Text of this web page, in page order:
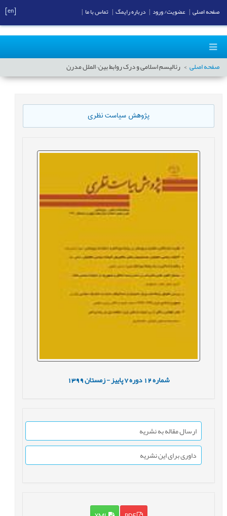
صفحه اصلی رئالیسم اسلامی و درک روابط بین¬الملل مدرن
پژوهش سیاست نظری
شماره12 دوره7 پاییز - زمستان1399
ارسال مقاله به نشریه
داوری برای این نشریه
صفحه اصلی عضویت/ ورود درباره رایمگ تماس با ما